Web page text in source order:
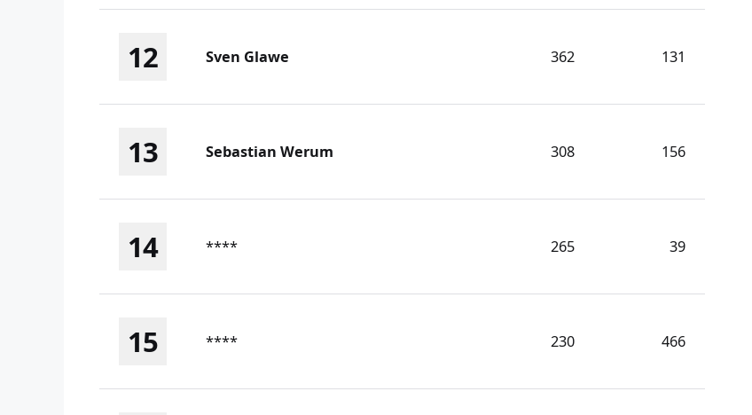
12 Sven Glawe 362 131
13 Sebastian Werum 308 156
14 **** 265 39
15 **** 230 466